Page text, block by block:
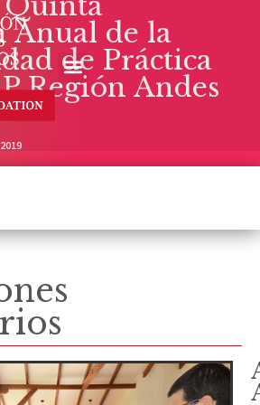
Anual de la
de Práctica
Región Andes